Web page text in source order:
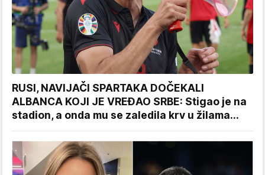
RUSI, NAVIJAČI SPARTAKA DOČEKALI
ALBANCA KOJI JE VREĐAO SRBE: Stigao je na
stadion, a onda mu se zaledila krv u žilama...